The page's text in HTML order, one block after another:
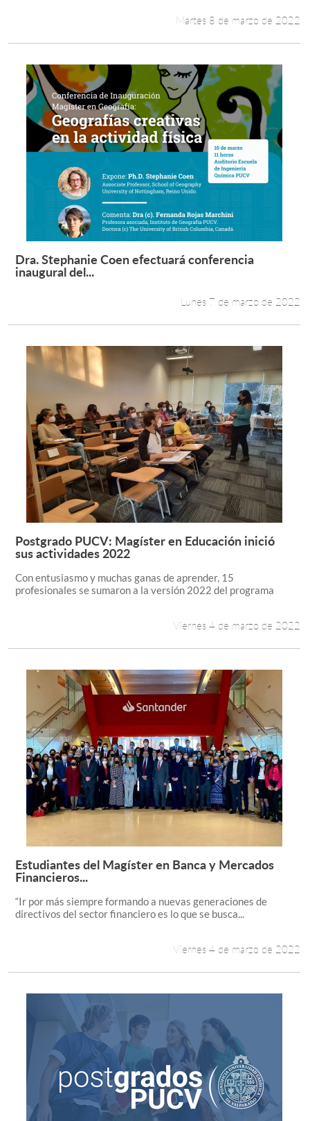
Martes 8 de marzo de 2022
Leer más +
Dra. Stephanie Coen efectuará conferencia
inaugural del...
Lunes 7 de marzo de 2022
Leer más +
Postgrado PUCV: Magíster en Educación inició
sus actividades 2022
Con entusiasmo y muchas ganas de aprender, 15
profesionales se sumaron a la versión 2022 del programa
Viernes 4 de marzo de 2022
Leer más +
Estudiantes del Magíster en Banca y Mercados
Financieros...
“Ir por más siempre formando a nuevas generaciones de
directivos del sector financiero es lo que se busca...
Viernes 4 de marzo de 2022